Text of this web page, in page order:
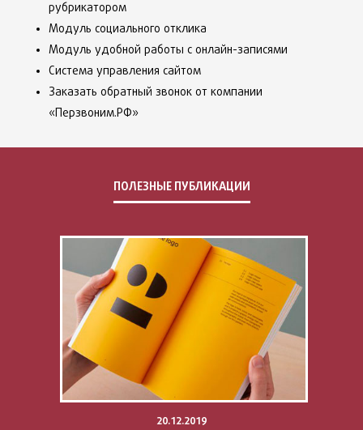
рубрикатором
Модуль социального отклика
Модуль удобной работы с онлайн-записями
Система управления сайтом
Заказать обратный звонок от компании
«Перзвоним.РФ»
ПОЛЕЗНЫЕ ПУБЛИКАЦИИ
20.12.2019